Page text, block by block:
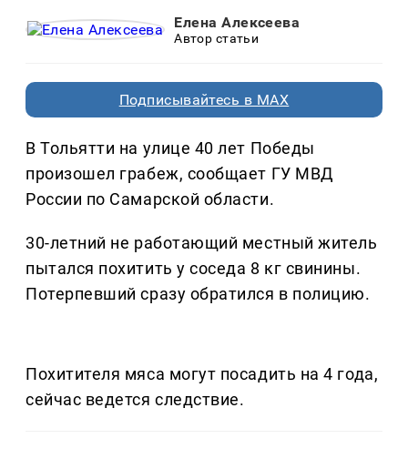
Елена Алексеева
Автор статьи
Подписывайтесь в MAX
В Тольятти на улице 40 лет Победы
произошел грабеж, сообщает ГУ МВД
России по Самарской области.
30-летний не работающий местный житель
пытался похитить у соседа 8 кг свинины.
Потерпевший сразу обратился в полицию.
Похитителя мяса могут посадить на 4 года,
сейчас ведется следствие.